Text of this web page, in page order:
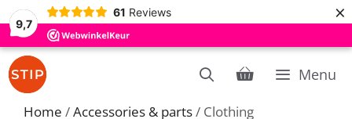
9,7
61 Reviews ×
Skip
to
content
Menu
Home /Accessories & parts/ Clothing